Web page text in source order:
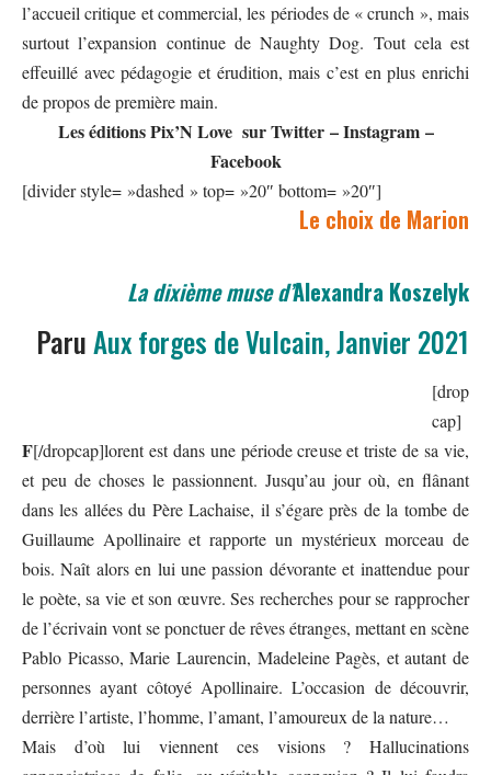
l’accueil critique et commercial, les périodes de « crunch », mais
surtout l’expansion continue de Naughty Dog. Tout cela est
effeuillé avec pédagogie et érudition, mais c’est en plus enrichi
de propos de première main.
Les éditionsPix’N Love surTwitter–Instagram–
Facebook
[divider style= »dashed » top= »20″ bottom= »20″]
Le choix de Marion
La dixième muse d’Alexandra Koszelyk
ParuAux forges de Vulcain, Janvier 2021
[drop
cap]
F[/dropcap]lorent est dans une période creuse et triste de sa vie,
et peu de choses le passionnent. Jusqu’au jour où, en flânant
dans les allées du Père Lachaise, il s’égare près de la tombe de
Guillaume Apollinaire et rapporte un mystérieux morceau de
bois. Naît alors en lui une passion dévorante et inattendue pour
le poète, sa vie et son œuvre. Ses recherches pour se rapprocher
de l’écrivain vont se ponctuer de rêves étranges, mettant en scène
Pablo Picasso, Marie Laurencin, Madeleine Pagès, et autant de
personnes ayant côtoyé Apollinaire. L’occasion de découvrir,
derrière l’artiste, l’homme, l’amant, l’amoureux de la nature…
Mais d’où lui viennent ces visions ? Hallucinations